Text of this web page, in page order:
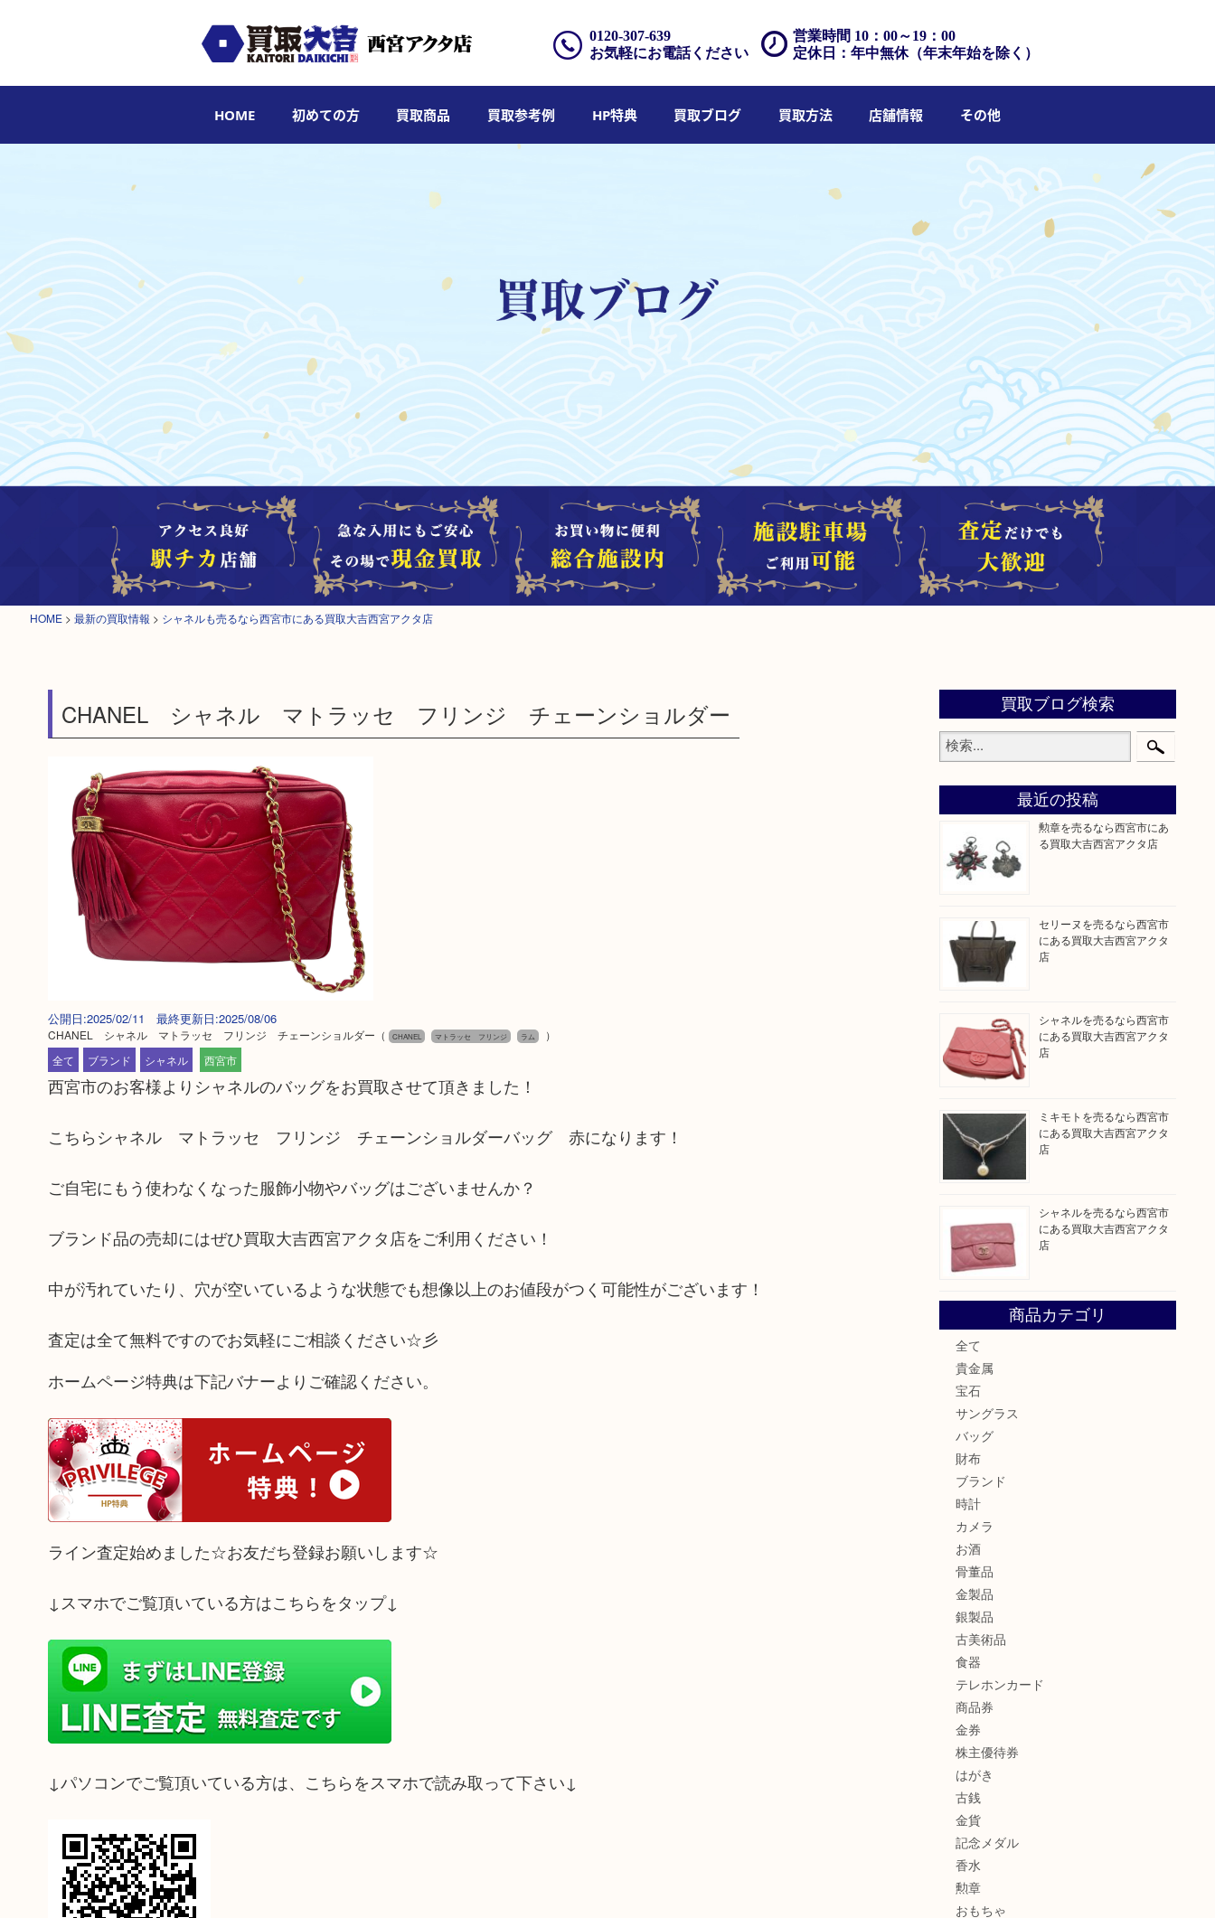
営業時間 10：00～19：00
定休日：年中無休（年末年始を除く）
0120-307-639
お気軽にお電話ください
HOME 初めての方 買取商品 買取参考例 HP特典 買取ブログ 買取方法 店舗情報 その他
HOME > 最新の買取情報 > シャネルも売るなら西宮市にある買取大吉西宮アクタ店
CHANEL シャネル マトラッセ フリンジ チェーンショルダー
公開日:2025/02/11 最終更新日:2025/08/06
CHANEL シャネル マトラッセ フリンジ チェーンショルダー （ CHANEL マトラッセ フリンジ ラム
）
全て
ブランド シャネル 西宮市
西宮市のお客様よりシャネルのバッグをお買取させて頂きました！
こちらシャネル マトラッセ フリンジ チェーンショルダーバッグ 赤になります！
ご自宅にもう使わなくなった服飾小物やバッグはございませんか？
ブランド品の売却にはぜひ買取大吉西宮アクタ店をご利用ください！
中が汚れていたり、穴が空いているような状態でも想像以上のお値段がつく可能性がございます！
査定は全て無料ですのでお気軽にご相談ください☆彡
ホームページ特典は下記バナーよりご確認ください。
ライン査定始めました☆お友だち登録お願いします☆
↓スマホでご覧頂いている方はこちらをタップ↓
↓パソコンでご覧頂いている方は、こちらをスマホで読み取って下さい↓
買取ブログ検索
最近の投稿
勲章を売るなら西宮市にあ
る買取大吉西宮アクタ店
セリーヌを売るなら西宮市
にある買取大吉西宮アクタ
店
シャネルを売るなら西宮市
にある買取大吉西宮アクタ
店
ミキモトを売るなら西宮市
にある買取大吉西宮アクタ
店
シャネルを売るなら西宮市
にある買取大吉西宮アクタ
店
商品カテゴリ
全て
貴金属
宝石
サングラス
バッグ
財布
ブランド
時計
カメラ
お酒
骨董品
金製品
銀製品
古美術品
食器
テレホンカード
商品券
金券
株主優待券
はがき
古銭
金貨
記念メダル
香水
勲章
おもちゃ